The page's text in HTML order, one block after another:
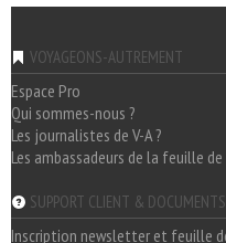
VOYAGEONS-AUTREMENT
Espace Pro
Qui sommes-nous ?
Les journalistes de V-A ?
Les ambassadeurs de la feuille
SUPPORT CLIENT &
Inscription newsletter et feuille